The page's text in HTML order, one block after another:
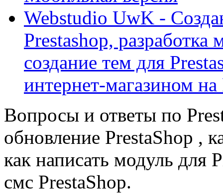
Webstudio UwK -
Prestashop, разработка
создание тем для
интернет-магазином на
Вопросы и ответы по
обновление PrestaShop ,
как написать модуль для
смс PrestaShop.